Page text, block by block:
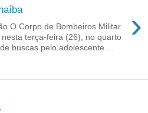
›
O Corpo de Bombeiros Militar
terça-feira (26), no quarto
buscas pelo adolescente ...